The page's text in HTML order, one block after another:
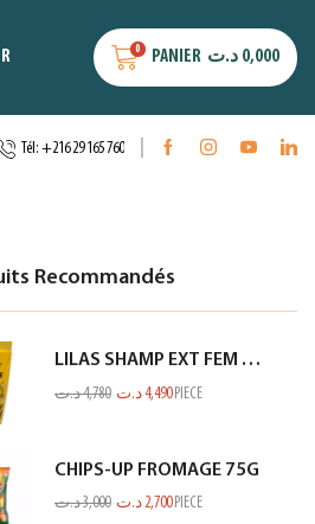
0 PANIER 0,000 د.ت
Tél: +216 29 165 760
Recommandés
LILAS SHAMP EXT FEM SEC ET ABIME JAUNE 350ML
4,780د.ت 4,490 د.ت PIECE
CHIPS-UP FROMAGE 75G
3,000د.ت 2,700 د.ت PIECE